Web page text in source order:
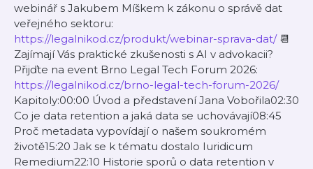
webinář s Jakubem Míškem k zákonu o správě dat
veřejného sektoru:
https://legalnikod.cz/produkt/webinar-sprava-dat/📆
Zajímají Vás praktické zkušenosti s AI v advokacii?
Přijďte na event Brno Legal Tech Forum 2026:
https://legalnikod.cz/brno-legal-tech-forum-2026/
Kapitoly:00:00 Úvod a představení Jana Vobořila02:30
Co je data retention a jaká data se uchovávají08:45
Proč metadata vypovídají o našem soukromém
životě15:20 Jak se k tématu dostalo Iuridicum
Remedium22:10 Historie sporů o data retention v